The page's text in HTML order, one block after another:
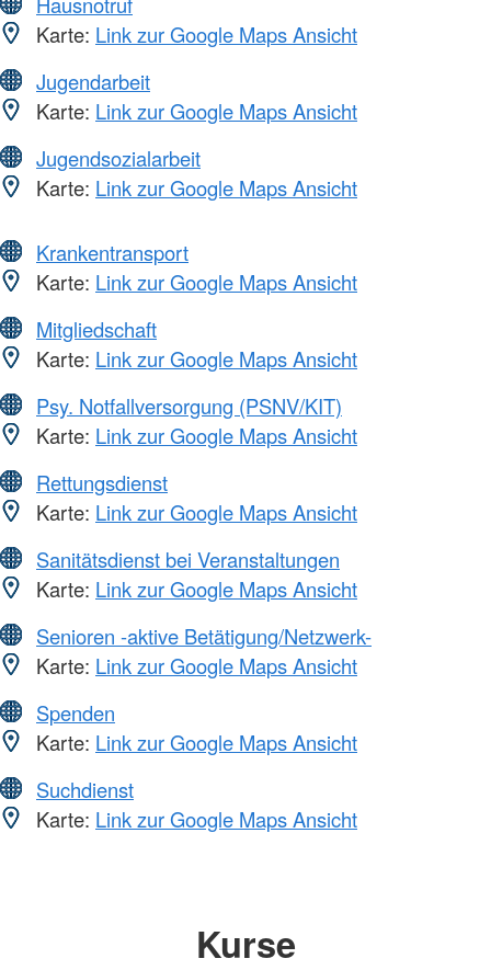
Karte: Link zur Google Maps Ansicht
Jugendarbeit
Karte: Link zur Google Maps Ansicht
Jugendsozialarbeit
Karte: Link zur Google Maps Ansicht
Krankentransport
Karte: Link zur Google Maps Ansicht
Mitgliedschaft
Karte: Link zur Google Maps Ansicht
Psy. Notfallversorgung (PSNV/KIT)
Karte: Link zur Google Maps Ansicht
Rettungsdienst
Karte: Link zur Google Maps Ansicht
Sanitätsdienst bei Veranstaltungen
Karte: Link zur Google Maps Ansicht
Senioren -aktive Betätigung/Netzwerk-
Karte: Link zur Google Maps Ansicht
Spenden
Karte: Link zur Google Maps Ansicht
Suchdienst
Karte: Link zur Google Maps Ansicht
Kurse